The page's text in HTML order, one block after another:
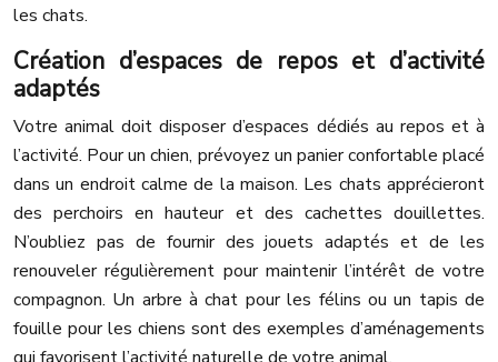
les chats.
Création d’espaces de repos et d’activité
adaptés
Votre animal doit disposer d’espaces dédiés au repos et à
l’activité. Pour un chien, prévoyez un panier confortable placé
dans un endroit calme de la maison. Les chats apprécieront
des perchoirs en hauteur et des cachettes douillettes.
N’oubliez pas de fournir des jouets adaptés et de les
renouveler régulièrement pour maintenir l’intérêt de votre
compagnon. Un arbre à chat pour les félins ou un tapis de
fouille pour les chiens sont des exemples d’aménagements